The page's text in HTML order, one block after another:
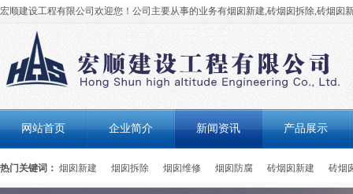
宏顺建设工程有限公司欢迎您！公司主要从事的业务有烟囱新建,砖烟囱拆除,砖烟囱
网站首页 企业简介 新闻资讯 产品展示
热门关键词： 烟囱新建 烟囱拆除 烟囱维修 烟囱防腐 砖烟囱新建 砖烟